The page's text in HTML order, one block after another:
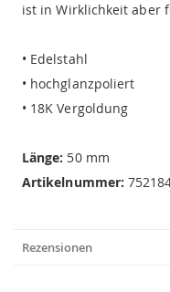
ist in Wirklichkeit aber
• Edelstahl
• hochglanzpoliert
• 18K Vergoldung
Länge: 50 mm
Artikelnummer:
Rezensionen